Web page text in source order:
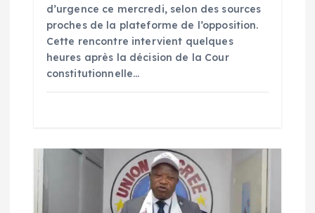
e
d’urgence ce mercredi, selon des sources
proches de la plateforme de l’opposition.
Cette rencontre intervient quelques
heures après la décision de la Cour
constitutionnelle…